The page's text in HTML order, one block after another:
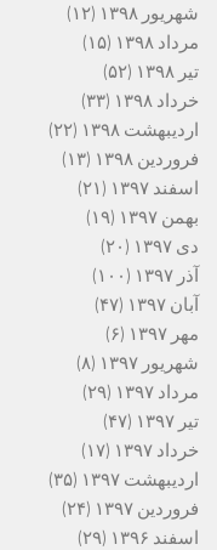
شهریور ۱۳۹۸
(۱۲)
مرداد ۱۳۹۸
(۱۵)
تیر ۱۳۹۸
(۵۲)
خرداد ۱۳۹۸
(۳۳)
اردیبهشت ۱۳۹۸
(۲۲)
فروردین ۱۳۹۸
(۱۳)
اسفند ۱۳۹۷
(۲۱)
بهمن ۱۳۹۷
(۱۹)
دی ۱۳۹۷
(۲۰)
آذر ۱۳۹۷
(۱۰۰)
آبان ۱۳۹۷
(۴۷)
مهر ۱۳۹۷
(۶)
شهریور ۱۳۹۷
(۸)
مرداد ۱۳۹۷
(۲۹)
تیر ۱۳۹۷
(۴۷)
خرداد ۱۳۹۷
(۱۷)
اردیبهشت ۱۳۹۷
(۳۵)
فروردین ۱۳۹۷
(۲۴)
اسفند ۱۳۹۶
(۲۹)